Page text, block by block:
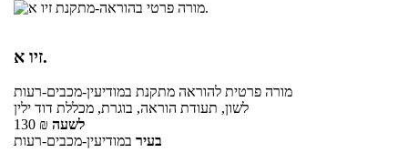
זיו א.
מורה פרטית להוראה מתקנת במודיעין-מכבים-רעות
לשון, תעודת הוראה, בוגרת, מכללת דוד ילין
130 ₪ לשעה
בעיר במודיעין-מכבים-רעות